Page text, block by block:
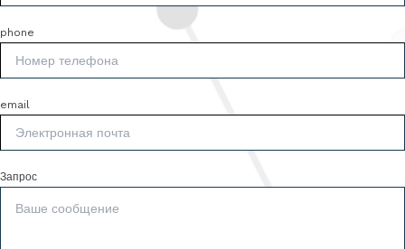
phone
email
Запрос